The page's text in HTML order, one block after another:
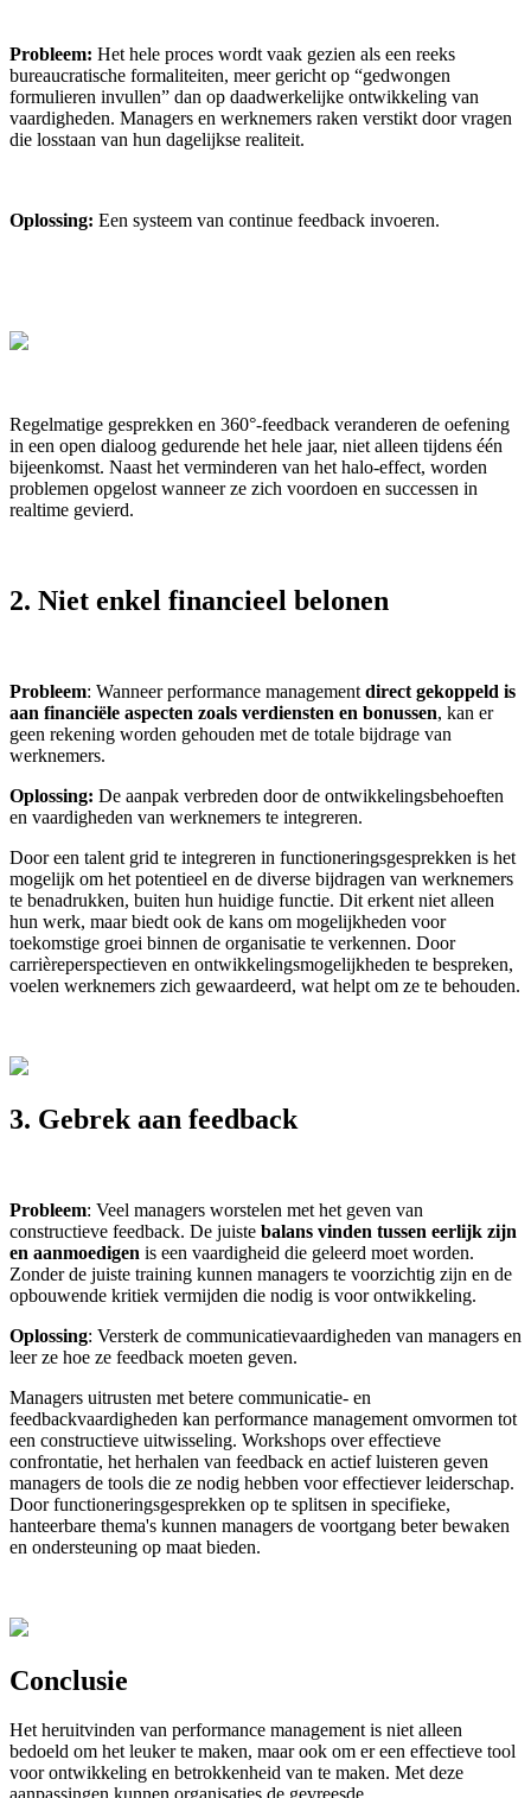
Probleem: Het hele proces wordt vaak gezien als een reeks
bureaucratische formaliteiten, meer gericht op “gedwongen
formulieren invullen” dan op daadwerkelijke ontwikkeling van
vaardigheden. Managers en werknemers raken verstikt door vragen
die losstaan van hun dagelijkse realiteit.
Oplossing: Een systeem van continue feedback invoeren.
Regelmatige gesprekken en 360°-feedback veranderen de oefening
in een open dialoog gedurende het hele jaar, niet alleen tijdens één
bijeenkomst. Naast het verminderen van het halo-effect, worden
problemen opgelost wanneer ze zich voordoen en successen in
realtime gevierd.
2. Niet enkel financieel belonen
Probleem: Wanneer performance management direct gekoppeld is
aan financiële aspecten zoals verdiensten en bonussen, kan er
geen rekening worden gehouden met de totale bijdrage van
werknemers.
Oplossing: De aanpak verbreden door de ontwikkelingsbehoeften
en vaardigheden van werknemers te integreren.
Door een talent grid te integreren in functioneringsgesprekken is het
mogelijk om het potentieel en de diverse bijdragen van werknemers
te benadrukken, buiten hun huidige functie. Dit erkent niet alleen
hun werk, maar biedt ook de kans om mogelijkheden voor
toekomstige groei binnen de organisatie te verkennen. Door
carrièreperspectieven en ontwikkelingsmogelijkheden te bespreken,
voelen werknemers zich gewaardeerd, wat helpt om ze te behouden.
3. Gebrek aan feedback
Probleem: Veel managers worstelen met het geven van
constructieve feedback. De juiste balans vinden tussen eerlijk zijn
en aanmoedigen is een vaardigheid die geleerd moet worden.
Zonder de juiste training kunnen managers te voorzichtig zijn en de
opbouwende kritiek vermijden die nodig is voor ontwikkeling.
Oplossing: Versterk de communicatievaardigheden van managers en
leer ze hoe ze feedback moeten geven.
Managers uitrusten met betere communicatie- en
feedbackvaardigheden kan performance management omvormen tot
een constructieve uitwisseling. Workshops over effectieve
confrontatie, het herhalen van feedback en actief luisteren geven
managers de tools die ze nodig hebben voor effectiever leiderschap.
Door functioneringsgesprekken op te splitsen in specifieke,
hanteerbare thema's kunnen managers de voortgang beter bewaken
en ondersteuning op maat bieden.
Conclusie
Het heruitvinden van performance management is niet alleen
bedoeld om het leuker te maken, maar ook om er een effectieve tool
voor ontwikkeling en betrokkenheid van te maken. Met deze